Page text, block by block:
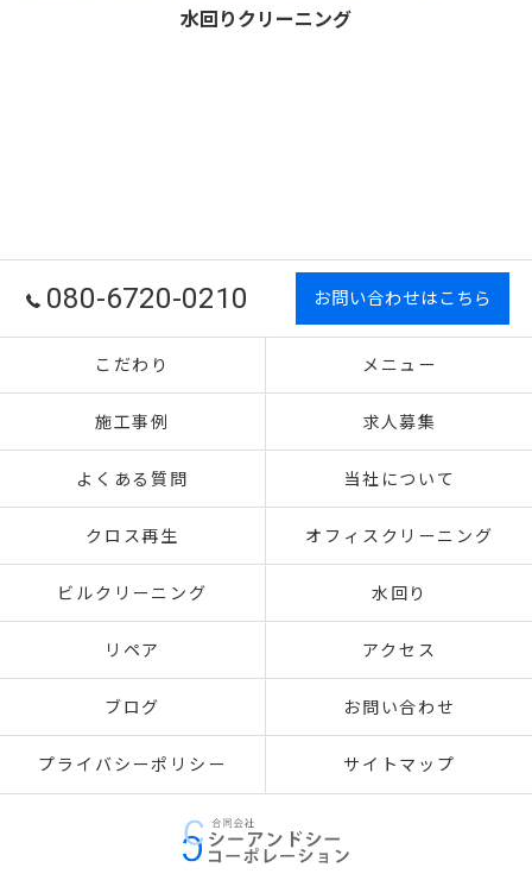
水回りクリーニング
080-6720-0210 お問い合わせはこちら
こだわり メニュー
施工事例 求人募集
よくある質問 当社について
クロス再生 オフィスクリーニング
ビルクリーニング 水回り
リペア アクセス
ブログ お問い合わせ
プライバシーポリシー サイトマップ